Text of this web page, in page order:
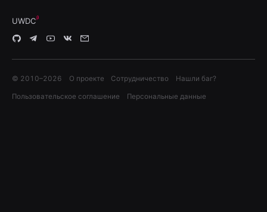
UWDC
© 2010–2026 О проекте Сотрудничество Нашли баг?
Пользовательское соглашение Персональные данные